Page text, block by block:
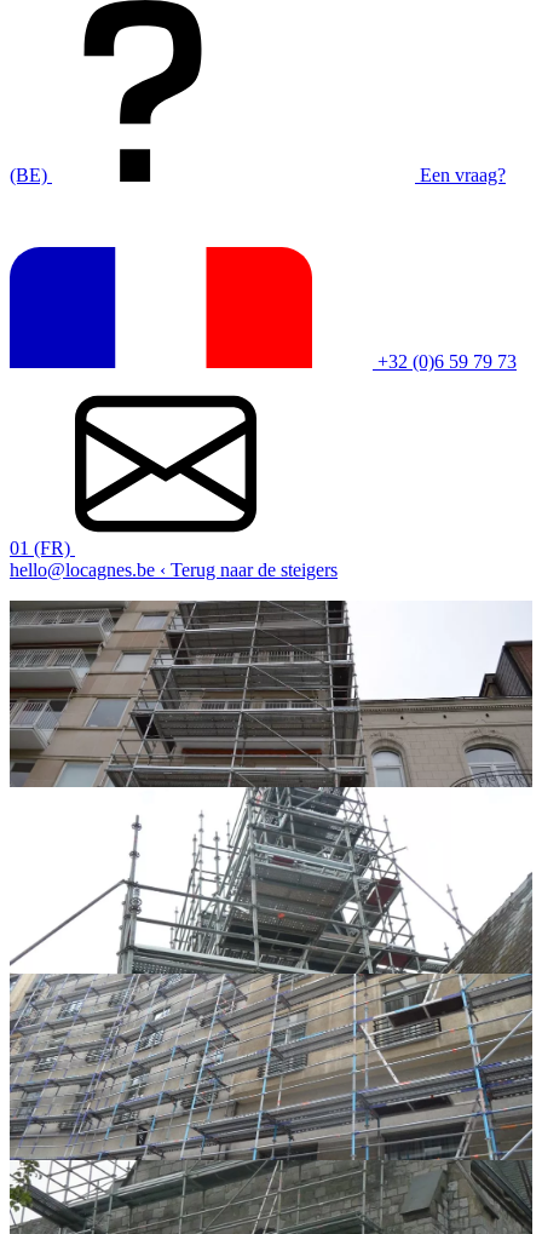
(BE) Een vraag?
+32 (0)6 59 79 73
01 (FR)
hello@locagnes.be ‹ Terug naar de steigers